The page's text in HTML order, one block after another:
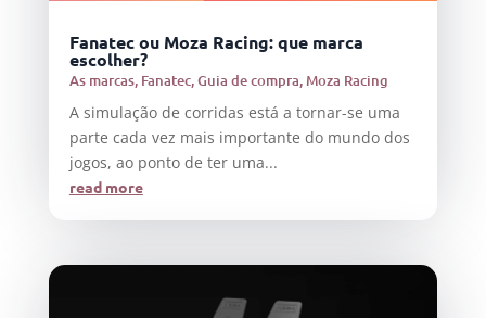
Fanatec ou Moza Racing: que marca
escolher?
As marcas, Fanatec,Guia de compra,Moza Racing
A simulação de corridas está a tornar-se uma
parte cada vez mais importante do mundo dos
jogos, ao ponto de ter uma...
read more